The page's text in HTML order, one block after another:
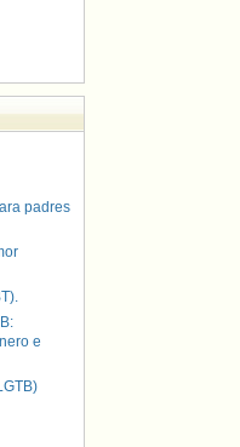
padres
e